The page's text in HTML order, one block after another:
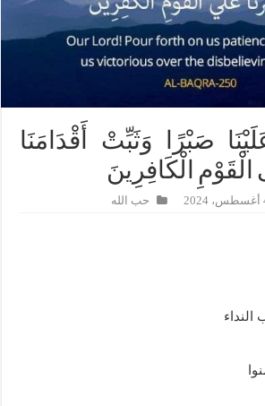
صَبْرًا وَثَبِّتْ أَقْدَامَنَا
الْقَوْمِ الْكَافِرِينَ
حب الله